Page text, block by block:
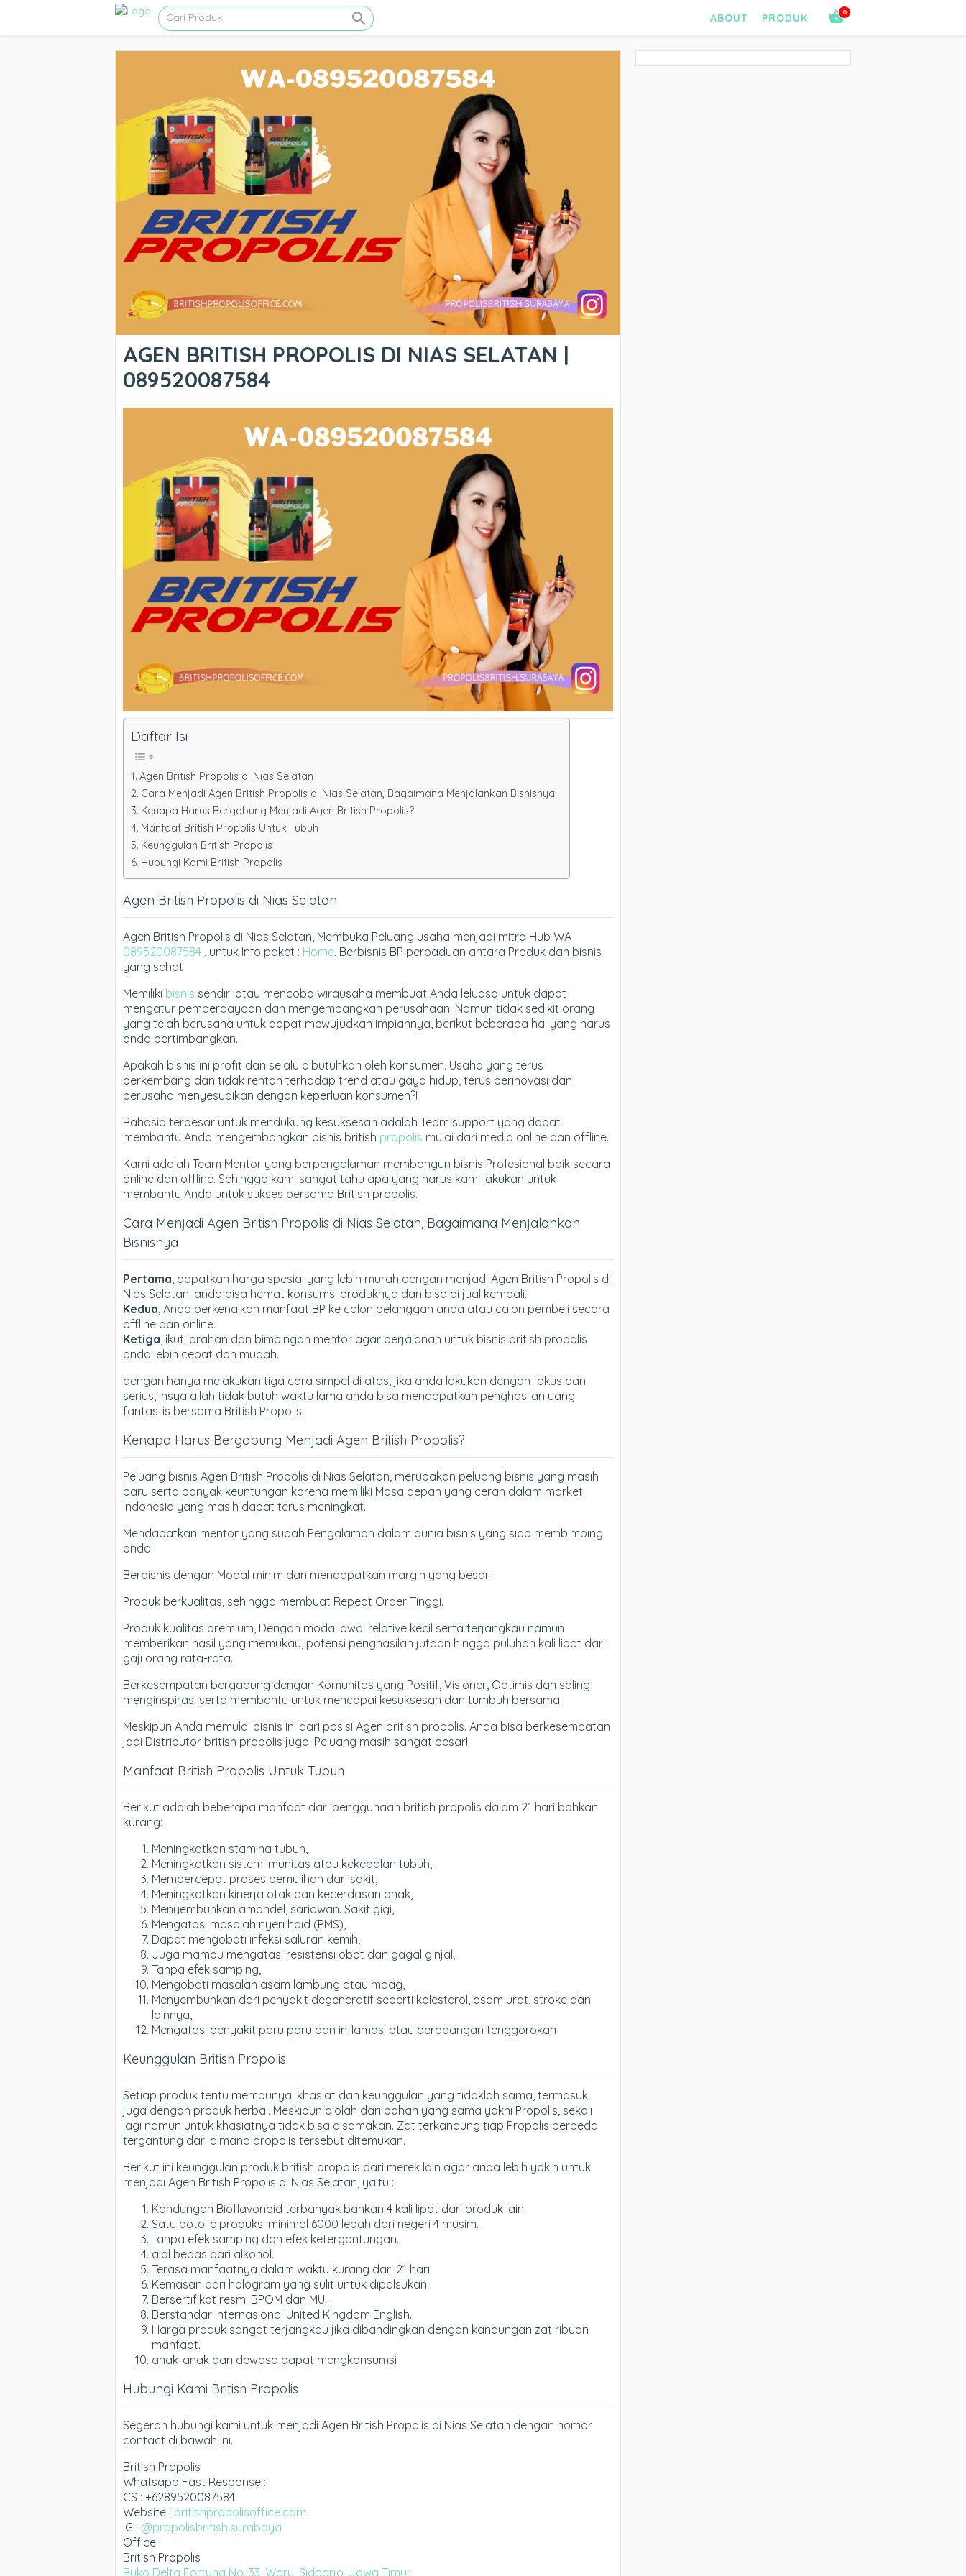
0
ABOUT PRODUK
AGEN BRITISH PROPOLIS DI NIAS SELATAN |
089520087584
Daftar Isi
Agen British Propolis di Nias Selatan
Cara Menjadi Agen British Propolis di Nias Selatan, Bagaimana Menjalankan Bisnisnya
Kenapa Harus Bergabung Menjadi Agen British Propolis?
Manfaat British Propolis Untuk Tubuh
Keunggulan British Propolis
Hubungi Kami British Propolis
Agen British Propolis di Nias Selatan
Agen British Propolis di Nias Selatan, Membuka Peluang usaha menjadi mitra Hub WA
089520087584 , untuk Info paket : Home , Berbisnis BP perpaduan antara Produk dan bisnis
yang sehat
Memiliki bisnis sendiri atau mencoba wirausaha membuat Anda leluasa untuk dapat
mengatur pemberdayaan dan mengembangkan perusahaan. Namun tidak sedikit orang
yang telah berusaha untuk dapat mewujudkan impiannya, berikut beberapa hal yang harus
anda pertimbangkan.
Apakah bisnis ini profit dan selalu dibutuhkan oleh konsumen. Usaha yang terus
berkembang dan tidak rentan terhadap trend atau gaya hidup, terus berinovasi dan
berusaha menyesuaikan dengan keperluan konsumen?!
Rahasia terbesar untuk mendukung kesuksesan adalah Team support yang dapat
membantu Anda mengembangkan bisnis british propolis mulai dari media online dan offline.
Kami adalah Team Mentor yang berpengalaman membangun bisnis Profesional baik secara
online dan offline. Sehingga kami sangat tahu apa yang harus kami lakukan untuk
membantu Anda untuk sukses bersama British propolis.
Cara Menjadi Agen British Propolis di Nias Selatan, Bagaimana Menjalankan
Bisnisnya
Pertama , dapatkan harga spesial yang lebih murah dengan menjadi Agen British Propolis di
Nias Selatan. anda bisa hemat konsumsi produknya dan bisa di jual kembali.
Kedua , Anda perkenalkan manfaat BP ke calon pelanggan anda atau calon pembeli secara
offline dan online.
Ketiga , ikuti arahan dan bimbingan mentor agar perjalanan untuk bisnis british propolis
anda lebih cepat dan mudah.
dengan hanya melakukan tiga cara simpel di atas, jika anda lakukan dengan fokus dan
serius, insya allah tidak butuh waktu lama anda bisa mendapatkan penghasilan uang
fantastis bersama British Propolis.
Kenapa Harus Bergabung Menjadi Agen British Propolis?
Peluang bisnis Agen British Propolis di Nias Selatan, merupakan peluang bisnis yang masih
baru serta banyak keuntungan karena memiliki Masa depan yang cerah dalam market
Indonesia yang masih dapat terus meningkat.
Mendapatkan mentor yang sudah Pengalaman dalam dunia bisnis yang siap membimbing
anda.
Berbisnis dengan Modal minim dan mendapatkan margin yang besar.
Produk berkualitas, sehingga membuat Repeat Order Tinggi.
Produk kualitas premium, Dengan modal awal relative kecil serta terjangkau namun
memberikan hasil yang memukau, potensi penghasilan jutaan hingga puluhan kali lipat dari
gaji orang rata-rata.
Berkesempatan bergabung dengan Komunitas yang Positif, Visioner, Optimis dan saling
menginspirasi serta membantu untuk mencapai kesuksesan dan tumbuh bersama.
Meskipun Anda memulai bisnis ini dari posisi Agen british propolis. Anda bisa berkesempatan
jadi Distributor british propolis juga. Peluang masih sangat besar!
Manfaat British Propolis Untuk Tubuh
Berikut adalah beberapa manfaat dari penggunaan british propolis dalam 21 hari bahkan
kurang:
Meningkatkan stamina tubuh,
Meningkatkan sistem imunitas atau kekebalan tubuh,
Mempercepat proses pemulihan dari sakit,
Meningkatkan kinerja otak dan kecerdasan anak,
Menyembuhkan amandel, sariawan. Sakit gigi,
Mengatasi masalah nyeri haid (PMS),
Dapat mengobati infeksi saluran kemih,
Juga mampu mengatasi resistensi obat dan gagal ginjal,
Tanpa efek samping,
Mengobati masalah asam lambung atau maag,
Menyembuhkan dari penyakit degeneratif seperti kolesterol, asam urat, stroke dan
lainnya,
Mengatasi penyakit paru paru dan inflamasi atau peradangan tenggorokan
Keunggulan British Propolis
Setiap produk tentu mempunyai khasiat dan keunggulan yang tidaklah sama, termasuk
juga dengan produk herbal. Meskipun diolah dari bahan yang sama yakni Propolis, sekali
lagi namun untuk khasiatnya tidak bisa disamakan. Zat terkandung tiap Propolis berbeda
tergantung dari dimana propolis tersebut ditemukan.
Berikut ini keunggulan produk british propolis dari merek lain agar anda lebih yakin untuk
menjadi Agen British Propolis di Nias Selatan, yaitu :
Kandungan Bioflavonoid terbanyak bahkan 4 kali lipat dari produk lain.
Satu botol diproduksi minimal 6000 lebah dari negeri 4 musim.
Tanpa efek samping dan efek ketergantungan.
alal bebas dari alkohol.
Terasa manfaatnya dalam waktu kurang dari 21 hari.
Kemasan dari hologram yang sulit untuk dipalsukan.
Bersertifikat resmi BPOM dan MUI.
Berstandar internasional United Kingdom English.
Harga produk sangat terjangkau jika dibandingkan dengan kandungan zat ribuan
manfaat.
anak-anak dan dewasa dapat mengkonsumsi
Hubungi Kami British Propolis
Segerah hubungi kami untuk menjadi Agen British Propolis di Nias Selatan dengan nomor
contact di bawah ini.
British Propolis
Whatsapp Fast Response :
CS : +6289520087584
Website : britishpropolisoffice.com
IG : @propolisbritish.surabaya
Office:
British Propolis
Ruko Delta Fortuna No. 33, Waru, Sidoarjo, Jawa Timur